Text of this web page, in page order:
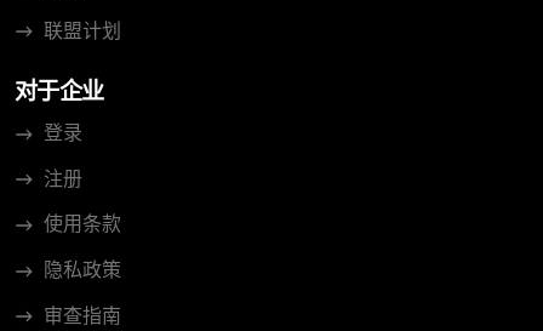
联盟计划
对于企业
登录
注册
使用条款
隐私政策
审查指南